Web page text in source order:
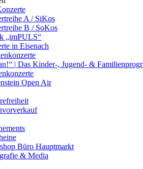
A / SiKos
B / SoKos
„imPULS“
in Eisenach
| Das Kinder-, Jugend- &
Open Air
Büro Hauptmarkt
& Media